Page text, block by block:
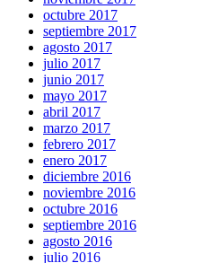
octubre 2017
septiembre 2017
agosto 2017
julio 2017
junio 2017
mayo 2017
abril 2017
marzo 2017
febrero 2017
enero 2017
diciembre 2016
noviembre 2016
octubre 2016
septiembre 2016
agosto 2016
julio 2016